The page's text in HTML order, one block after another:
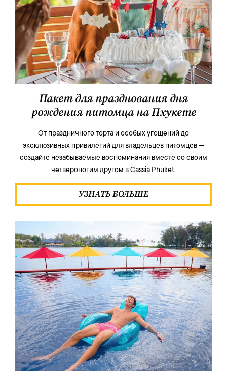
Пакет для празднования дня
рождения питомца на Пхукете
От праздничного торта и особых угощений до
эксклюзивных привилегий для владельцев питомцев —
создайте незабываемые воспоминания вместе со своим
четвероногим другом в Cassia Phuket.
УЗНАТЬ БОЛЬШЕ